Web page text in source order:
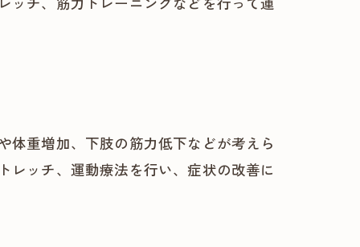
体重増加、下肢の筋力低下などが考えら
レッチ、運動療法を行い、症状の改善に